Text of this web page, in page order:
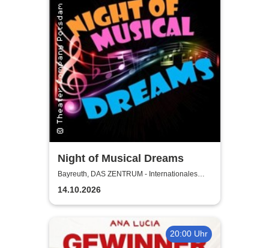
Night of Musical Dreams
Bayreuth, DAS ZENTRUM - Internationales
Jugendkulturzentrum Bayreuth
14.10.2026
20:00 Uhr